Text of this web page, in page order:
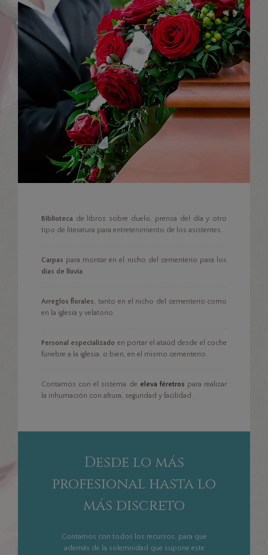
Biblioteca de libros sobre duelo, prensa del día y otro
tipo de literatura para entretenimiento de los asistentes.
Carpas para montar en el nicho del cementerio para los
días de lluvia.
Arreglos florales, tanto en el nicho del cementerio como
en la iglesia y velatorio.
Personal especializado en portar el ataúd desde el coche
fúnebre a la iglesia, o bien, en el mismo cementerio.
Contamos con el sistema de eleva féretros para realizar
la inhumación con altura, seguridad y facilidad.
Desde lo más
profesional hasta lo
más discreto
Contamos con todos los recursos, para que
además de la solemnidad que supone este